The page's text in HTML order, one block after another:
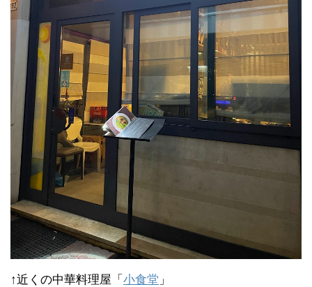
↑近くの中華料理屋「 小食堂 」